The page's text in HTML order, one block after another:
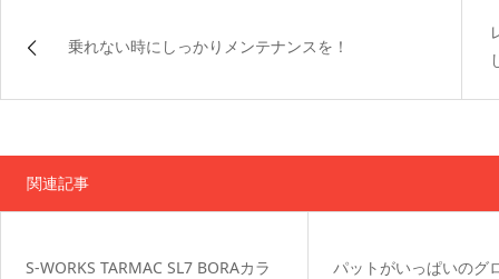
乗れない時にしっかりメンテナンスを！
関連記事
S-WORKS TARMAC SL7 BORAカラ
パットがいっぱいのグ